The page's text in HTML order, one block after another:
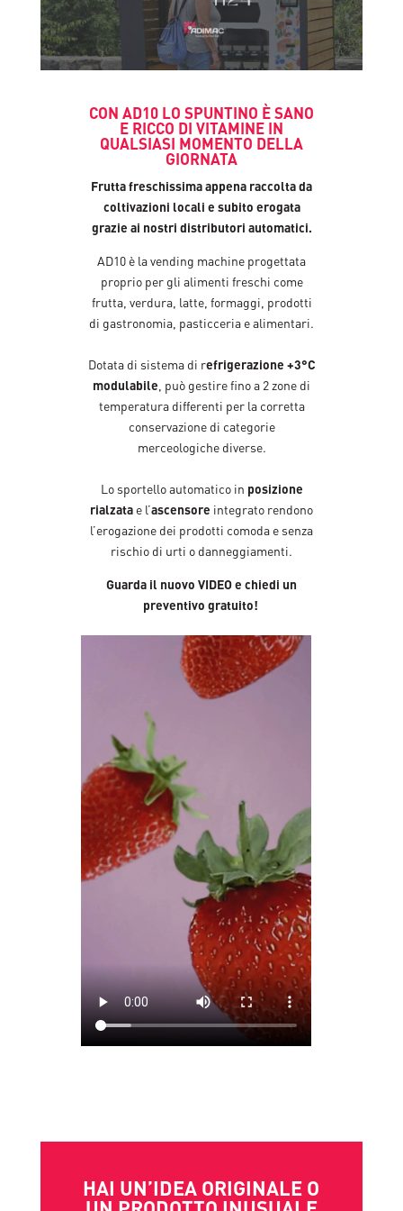
CON AD10 LO SPUNTINO È SANO
E RICCO DI VITAMINE IN
QUALSIASI MOMENTO DELLA
GIORNATA
Frutta freschissima appena raccolta da
coltivazioni locali e subito erogata
grazie ai nostri distributori automatici.
AD10 è la vending machine progettata
proprio per gli alimenti freschi come
frutta, verdura, latte, formaggi, prodotti
di gastronomia, pasticceria e alimentari.
Dotata di sistema di refrigerazione +3°C
modulabile , può gestire fino a 2 zone di
temperatura differenti per la corretta
conservazione di categorie
merceologiche diverse.
Lo sportello automatico in posizione
rialzata e l’ascensore integrato rendono
l’erogazione dei prodotti comoda e senza
rischio di urti o danneggiamenti.
Guarda il nuovo VIDEO e chiedi un
preventivo gratuito!
HAI UN’IDEA ORIGINALE O